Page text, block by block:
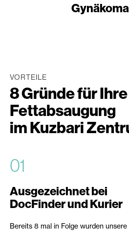
VORTEILE
8 Gründe für Ihre
Fettabsaugung
im Kuzbari
01
Ausgezeichnet bei
DocFinder und Kurier
Bereits 8 mal in Folge wurden